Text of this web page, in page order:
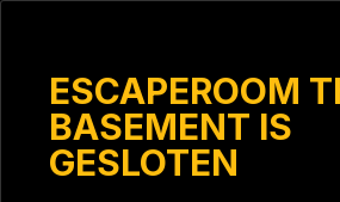
ESCAPEROOM
BASEMENT IS
GESLOTEN